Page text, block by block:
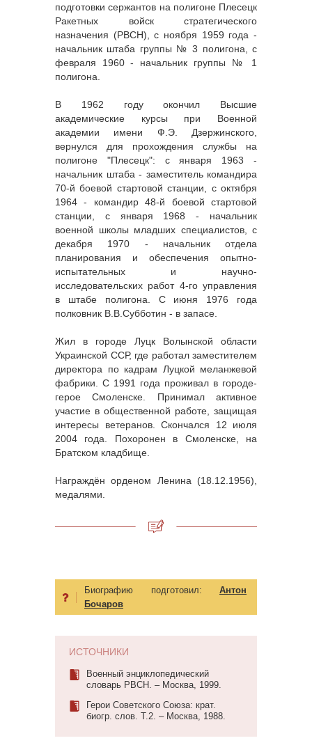
подготовки сержантов на полигоне Плесецк
Ракетных войск стратегического
назначения (РВСН), с ноября 1959 года -
начальник штаба группы № 3 полигона, с
февраля 1960 - начальник группы № 1
полигона.
В 1962 году окончил Высшие
академические курсы при Военной
академии имени Ф.Э. Дзержинского,
вернулся для прохождения службы на
полигоне "Плесецк": с января 1963 -
начальник штаба - заместитель командира
70-й боевой стартовой станции, с октября
1964 - командир 48-й боевой стартовой
станции, с января 1968 - начальник
военной школы младших специалистов, с
декабря 1970 - начальник отдела
планирования и обеспечения опытно-
испытательных и научно-
исследовательских работ 4-го управления
в штабе полигона. С июня 1976 года
полковник В.В.Субботин - в запасе.
Жил в городе Луцк Волынской области
Украинской ССР, где работал заместителем
директора по кадрам Луцкой меланжевой
фабрики. С 1991 года проживал в городе-
герое Смоленске. Принимал активное
участие в общественной работе, защищая
интересы ветеранов. Скончался 12 июля
2004 года. Похоронен в Смоленске, на
Братском кладбище.
Награждён орденом Ленина (18.12.1956),
медалями.
Биографию подготовил: Антон
Бочаров
ИСТОЧНИКИ
Военный энциклопедический
словарь РВСН. ‒ Москва, 1999.
Герои Советского Союза: крат.
биогр. слов. Т.2. – Москва, 1988.